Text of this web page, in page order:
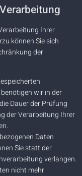
Ihrer
können Sie sich
der
wir in der
Dauer der Prüfung
der Verarbeitung Ihrer
Daten
Sie statt der
verlangen.
nicht mehr